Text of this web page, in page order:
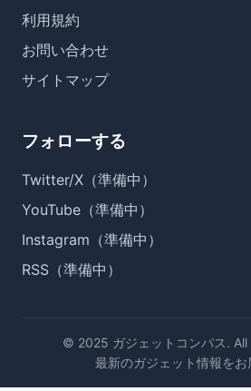
利用規約
お問い合わせ
サイトマップ
フォローする
Twitter/X（準備中）
YouTube（準備中）
Instagram（準備中）
RSS（準備中）
© 2025 ガジェットコンパス.
最新のガジェット情報をお